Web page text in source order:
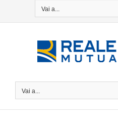
Vai a...
Vai a...